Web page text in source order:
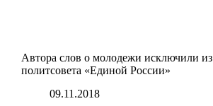
Автора слов о молодежи исключили из
политсовета «Единой России»
09.11.2018